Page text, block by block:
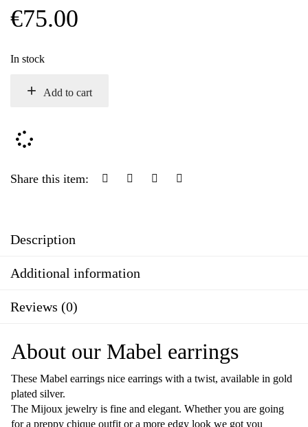
€75.00
In stock
Add to cart
Share this item:
Description
Additional information
Reviews (0)
About our Mabel earrings
These Mabel earrings nice earrings with a twist, available in gold
plated silver.
The Mijoux jewelry is fine and elegant. Whether you are going
for a preppy chique outfit or a more edgy look we got you